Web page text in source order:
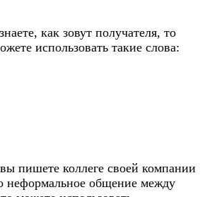
как зовут получателя, то
использовать такие слова:
пишете коллеге своей компании
неформальное общение между